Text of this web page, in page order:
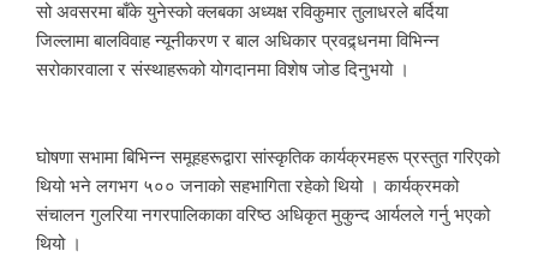
सो अवसरमा बाँके युनेस्को क्लबका अध्यक्ष रविकुमार तुलाधरले बर्दिया
जिल्लामा बालविवाह न्यूनीकरण र बाल अधिकार प्रवद्र्धनमा विभिन्न
सरोकारवाला र संस्थाहरूको योगदानमा विशेष जोड दिनुभयो ।
घोषणा सभामा बिभिन्न समूहहरूद्वारा सांस्कृतिक कार्यक्रमहरू प्रस्तुत गरिएको
थियो भने लगभग ५०० जनाको सहभागिता रहेको थियो । कार्यक्रमको
संचालन गुलरिया नगरपालिकाका वरिष्ठ अधिकृत मुकुन्द आर्यलले गर्नु भएको
थियो ।